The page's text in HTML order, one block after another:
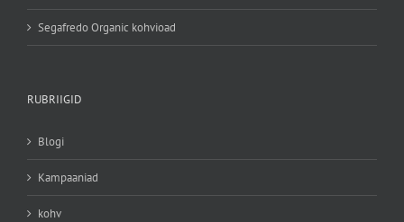
Segafredo Organic kohvioad
RUBRIIGID
Blogi
Kampaaniad
kohv